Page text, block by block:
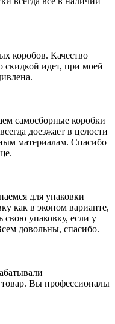
коробов. Качество
скидкой идет, при моей
самосборные коробки
доезжает в целости
материалам. Спасибо
для упаковки
как в эконом варианте,
свою упаковку, если у
довольны, спасибо.
Вы профессионалы